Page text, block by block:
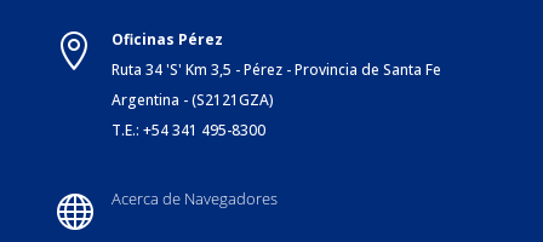

Oficinas Pérez
Ruta 34 'S' Km 3,5 - Pérez - Provincia de Santa Fe
Argentina - (S2121GZA)
T.E.: +54 341 495-8300
 Acerca de Navegadores